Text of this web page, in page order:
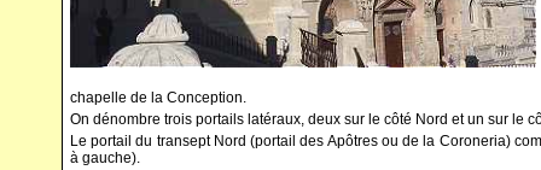
chapelle de la Conception.
On dénombre trois portails latéraux, deux sur le côté Nord et un sur le
Le portail du transept Nord (portail des Apôtres ou de la Coroneria)
à gauche).